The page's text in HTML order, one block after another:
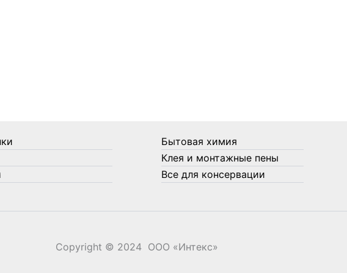
Бытовая химия
Клея и монтажные пены
Все для консервации
Copyright © 2024 ООО «‎Интекс»‎